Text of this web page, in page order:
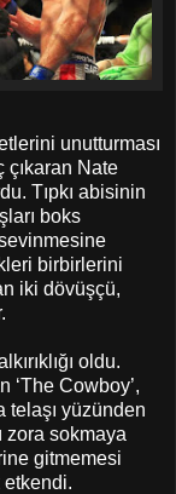
unutturması
çıkaran Nate
Tıpkı abisinin
boks
birbirlerini
iki dövüşçü,
oldu.
‘The Cowboy’,
telaşı yüzünden
zora sokmaya
gitmemesi